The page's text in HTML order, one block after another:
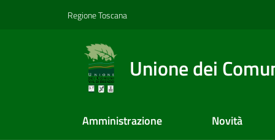
Regione Toscana
Unione dei
Amministrazione Novità